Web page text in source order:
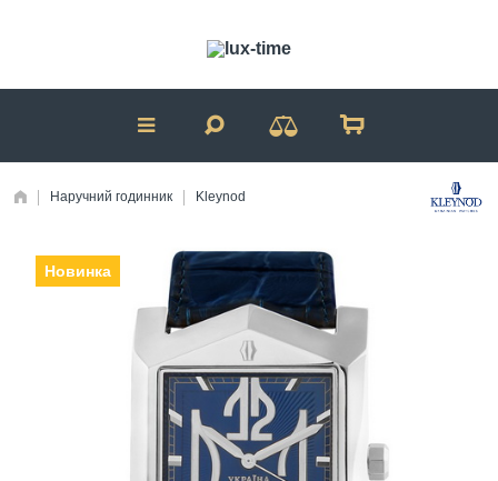
Наручний годинник Kleynod
Новинка